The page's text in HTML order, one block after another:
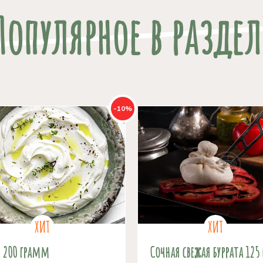
в
-10%
200 грамм Сочная свежая буррата 125